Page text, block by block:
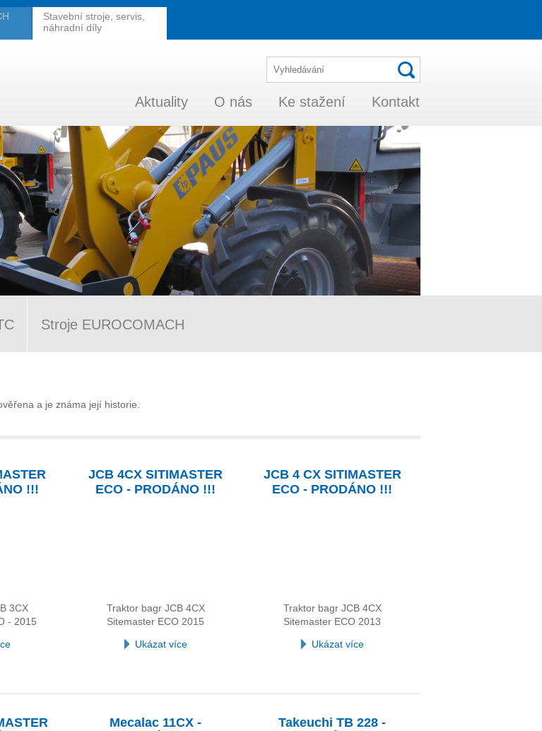
Stavební stroje, servis,
náhradní díly
Aktuality O nás Ke stažení Kontakt
Stroje EUROCOMACH
a je známa její historie.
!!!
3CX
- 2015
JCB 4CX SITIMASTER
ECO - PRODÁNO !!!
Traktor bagr JCB 4CX
Sitemaster ECO 2015
Ukázat více
JCB 4 CX SITIMASTER
ECO - PRODÁNO !!!
Traktor bagr JCB 4CX
Sitemaster ECO 2013
Ukázat více
Mecalac 11CX -
Takeuchi TB 228 -